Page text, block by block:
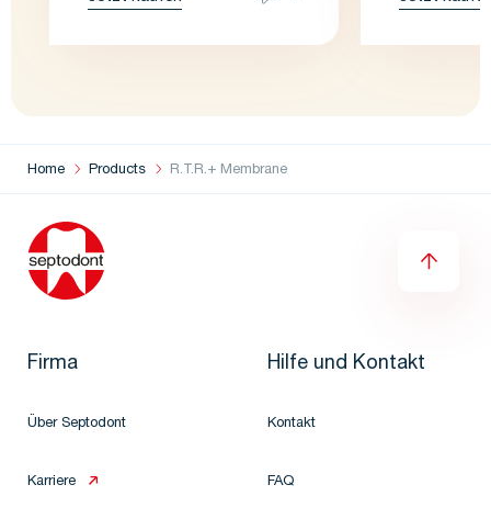
Home Products R.T.R.+ Membrane
Firma
Über Septodont
Karriere
Hilfe und Kontakt
Kontakt
FAQ